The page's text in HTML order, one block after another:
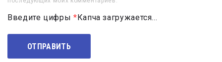
Введите цифры *Капча загружается...